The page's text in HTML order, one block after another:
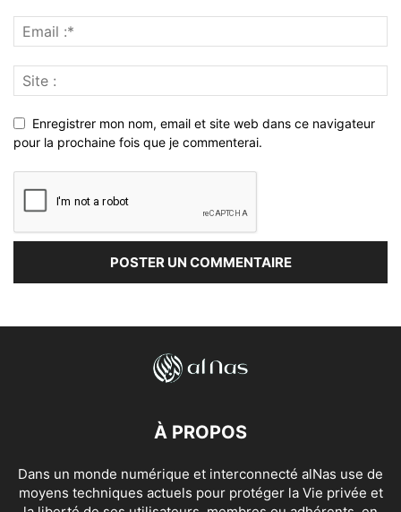
Enregistrer mon nom, email et site web dans ce navigateur
pour la prochaine fois que je commenterai.
À PROPOS
Dans un monde numérique et interconnecté alNas use de
moyens techniques actuels pour protéger la Vie privée et